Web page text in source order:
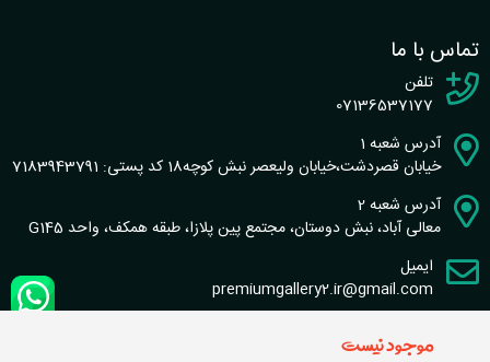
موجود نیست
تماس با ما
تلفن
07136537177
آدرس شعبه 1
خیابان قصردشت،خیابان ولیعصر نبش کوچه18 کد پستی: 7183943791
آدرس شعبه 2
معالی آباد، نبش دوستان، مجتمع پین پلازا، طبقه همکف، واحد G145
ایمیل
premiumgallery2.ir@gmail.com